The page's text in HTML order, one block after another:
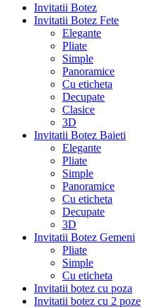
Invitatii Botez
Invitatii Botez Fete
Elegante
Pliate
Simple
Panoramice
Cu eticheta
Decupate
Clasice
3D
Invitatii Botez Baieti
Elegante
Pliate
Simple
Panoramice
Cu eticheta
Decupate
3D
Invitatii Botez Gemeni
Pliate
Simple
Cu eticheta
Invitatii botez cu poza
Invitatii botez cu 2 poze